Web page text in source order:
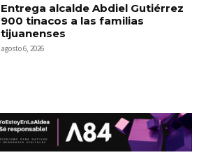
Entrega alcalde Abdiel Gutiérrez
900 tinacos a las familias
tijuanenses
agosto 6, 2026